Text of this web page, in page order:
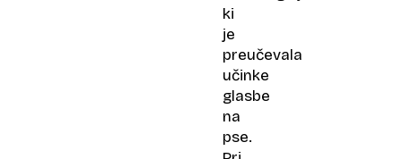
ki
je
preučevala
učinke
glasbe
na
pse.